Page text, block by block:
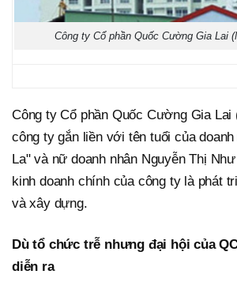
Công ty Cổ phần Quốc Cường Gia Lai
Công ty Cổ phần Quốc Cường Gia Lai
công ty gắn liền với tên tuổi của
La" và nữ doanh nhân Nguyễn Thị
kinh doanh chính của công ty là phát
và xây dựng.
Dù tổ chức trễ nhưng đại hội của
diễn ra